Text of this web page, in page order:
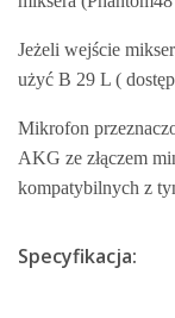
Jeżeli wejście
użyć B 29 L (
Mikrofon
AKG ze złączem
kompatybilnych z
Specyfikacja: